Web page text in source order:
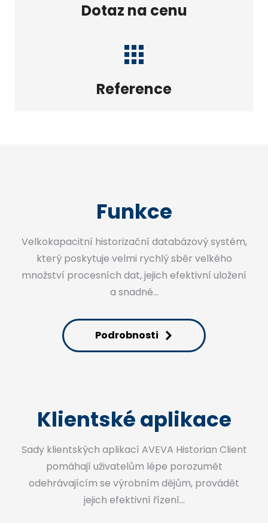
Reference
Dotaz na cenu
Funkce
Velkokapacitní historizační databázový systém,
který poskytuje velmi rychlý sběr velkého
množství procesních dat, jejich efektivní uložení
a snadné…
Podrobnosti
Klientské aplikace
Sady klientských aplikací AVEVA Historian Client
pomáhají uživatelům lépe porozumět
odehrávajícím se výrobním dějům, provádět
jejich efektivní řízení…